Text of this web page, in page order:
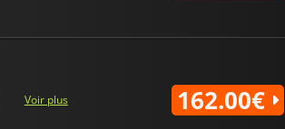
Voir plus 162.00€